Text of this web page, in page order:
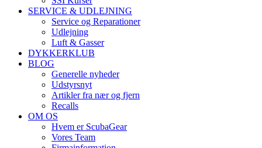
SERVICE & UDLEJNING
Service og Reparationer
Udlejning
Luft & Gasser
DYKKERKLUB
BLOG
Generelle nyheder
Udstyrsnyt
Artikler fra nær og fjern
Recalls
OM OS
Hvem er ScubaGear
Vores Team